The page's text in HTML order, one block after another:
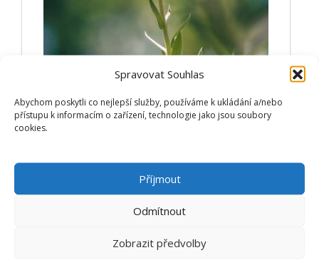
Spravovat Souhlas
Abychom poskytli co nejlepší služby, používáme k ukládání a/nebo
přístupu k informacím o zařízení, technologie jako jsou soubory
cookies.
Příjmout
Odmítnout
Zobrazit předvolby
Podporuje funkci jater, harmonizuje trávení,
desinfikuje, detoxikuje. Přidává se i do čajových
ŘEBŘÍČEK OBECNÝ